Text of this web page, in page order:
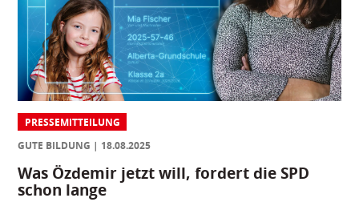
PRESSEMITTEILUNG
GUTE BILDUNG
18.08.2025
Was Özdemir jetzt will, fordert die SPD
schon lange